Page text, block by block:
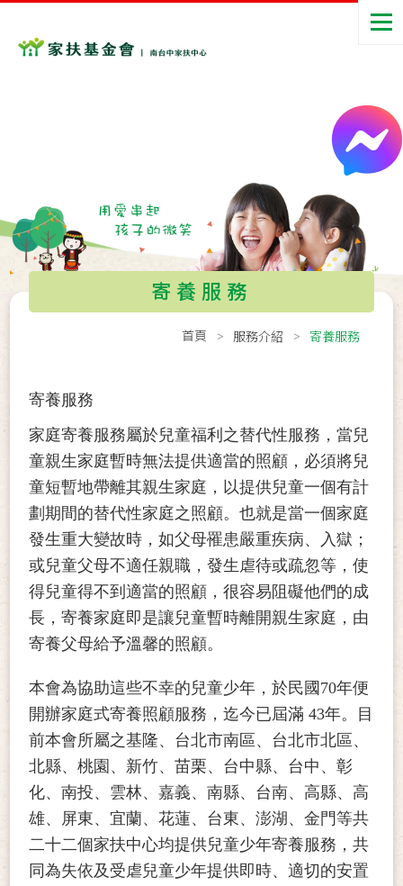
寄養服務
首頁 服務介紹 寄養服務
寄養服務
家庭寄養服務屬於兒童福利之替代性服務，當兒
童親生家庭暫時無法提供適當的照顧，必須將兒
童短暫地帶離其親生家庭，以提供兒童一個有計
劃期間的替代性家庭之照顧。也就是當一個家庭
發生重大變故時，如父母罹患嚴重疾病、入獄；
或兒童父母不適任親職，發生虐待或疏忽等，使
得兒童得不到適當的照顧，很容易阻礙他們的成
長，寄養家庭即是讓兒童暫時離開親生家庭，由
寄養父母給予溫馨的照顧。
本會為協助這些不幸的兒童少年，於民國70年便
開辦家庭式寄養照顧服務，迄今已屆滿 43年。目
前本會所屬之基隆、台北市南區、台北市北區、
北縣、桃園、新竹、苗栗、台中縣、台中、彰
化、南投、雲林、嘉義、南縣、台南、高縣、高
雄、屏東、宜蘭、花蓮、台東、澎湖、金門等共
二十二個家扶中心均提供兒童少年寄養服務，共
同為失依及受虐兒童少年提供即時、適切的安置